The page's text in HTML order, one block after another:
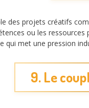
des projets créatifs
ou les
qui met une pression
9. Le